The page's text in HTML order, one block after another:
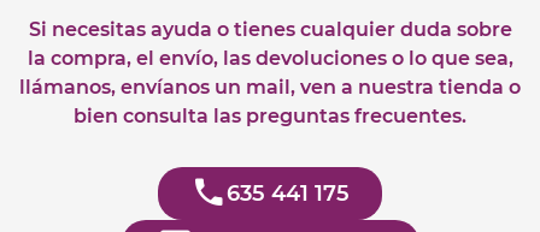
Si necesitas ayuda o tienes cualquier duda sobre
la compra, el envío, las devoluciones o lo que sea,
llámanos, envíanos un mail, ven a nuestra tienda o
bien consulta las preguntas frecuentes.
635 441 175